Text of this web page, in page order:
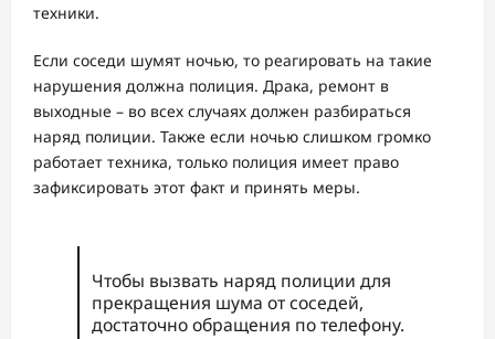
техники.
Если соседи шумят ночью, то реагировать на такие
нарушения должна полиция. Драка, ремонт в
выходные – во всех случаях должен разбираться
наряд полиции. Также если ночью слишком громко
работает техника, только полиция имеет право
зафиксировать этот факт и принять меры.
Чтобы вызвать наряд полиции для
прекращения шума от соседей,
достаточно обращения по телефону.